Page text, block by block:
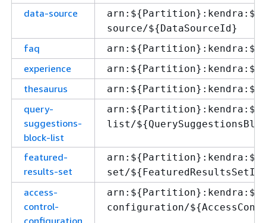
data-source arn:${Partition}:kendra:$
source/${DataSourceId}
faq arn:${Partition}:kendra:$
experience arn:${Partition}:kendra:$
thesaurus arn:${Partition}:kendra:$
query-
suggestions-
block-list
arn:${Partition}:kendra:$
list/${
featured-
results-set
arn:${Partition}:kendra:$
set/${
access-
control-
configuration
arn:${Partition}:kendra:$
configuration/${